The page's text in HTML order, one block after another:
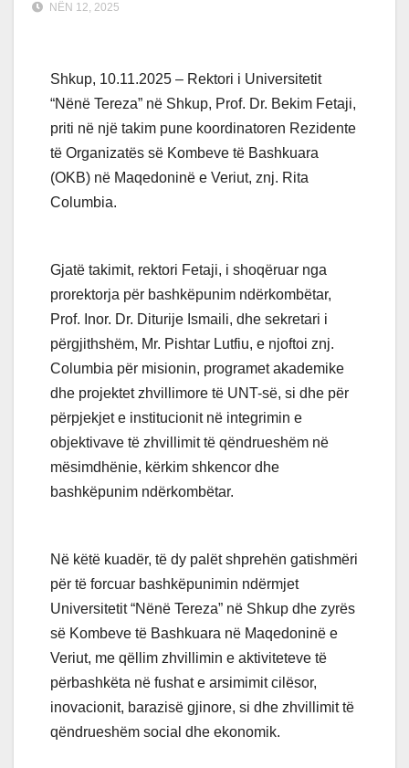
NËN 12, 2025
Shkup, 10.11.2025 – Rektori i Universitetit
“Nënë Tereza” në Shkup, Prof. Dr. Bekim Fetaji,
priti në një takim pune koordinatoren Rezidente
të Organizatës së Kombeve të Bashkuara
(OKB) në Maqedoninë e Veriut, znj. Rita
Columbia.
Gjatë takimit, rektori Fetaji, i shoqëruar nga
prorektorja për bashkëpunim ndërkombëtar,
Prof. Inor. Dr. Diturije Ismaili, dhe sekretari i
përgjithshëm, Mr. Pishtar Lutfiu, e njoftoi znj.
Columbia për misionin, programet akademike
dhe projektet zhvillimore të UNT-së, si dhe për
përpjekjet e institucionit në integrimin e
objektivave të zhvillimit të qëndrueshëm në
mësimdhënie, kërkim shkencor dhe
bashkëpunim ndërkombëtar.
Në këtë kuadër, të dy palët shprehën gatishmëri
për të forcuar bashkëpunimin ndërmjet
Universitetit “Nënë Tereza” në Shkup dhe zyrës
së Kombeve të Bashkuara në Maqedoninë e
Veriut, me qëllim zhvillimin e aktiviteteve të
përbashkëta në fushat e arsimimit cilësor,
inovacionit, barazisë gjinore, si dhe zhvillimit të
qëndrueshëm social dhe ekonomik.